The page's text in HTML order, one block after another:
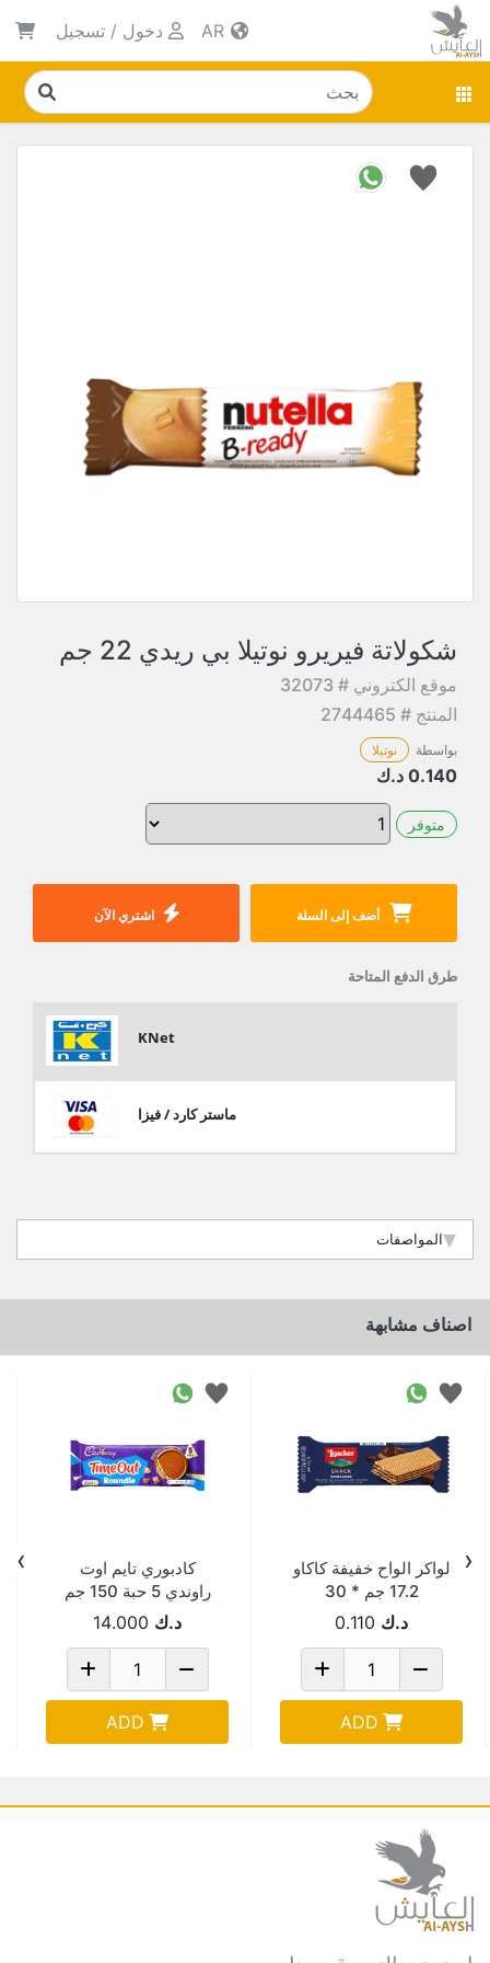
دخول / تسجيل
شكولاتة فيريرو نوتيلا بي ريدي 22 جم
موقع الكتروني # 32073
المنتج # 2744465
بواسطة نوتيلا
0.140 د.ك
متوفر
أضف إلى السلة اشتري الآن
طرق الدفع المتاحة
KNet
ماستر كارد / فيزا
المواصفات
اصناف مشابهة
لواكر الواح خفيفة كاكاو
17.2 جم * 30
د.ك 0.110
ADD
كادبوري تايم اوت
راوندي 5 حبة 150 جم
Pack Of 14د.ك 14.000
ADD
‹
›